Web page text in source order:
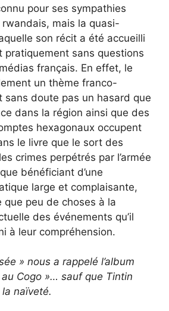
pour ses sympathies
mais la quasi-
son récit a été accueilli
pratiquement sans questions
français. En effet, le
un thème franco-
sans doute pas un hasard que
dans la région ainsi que des
hexagonaux occupent
le livre que le sort des
crimes perpétrés par l’armée
bénéficiant d’une
large et complaisante,
que peu de choses à la
des événements qu’il
à leur compréhension.
» nous a rappelé l’album
au Cogo »… sauf que Tintin
la naïveté.